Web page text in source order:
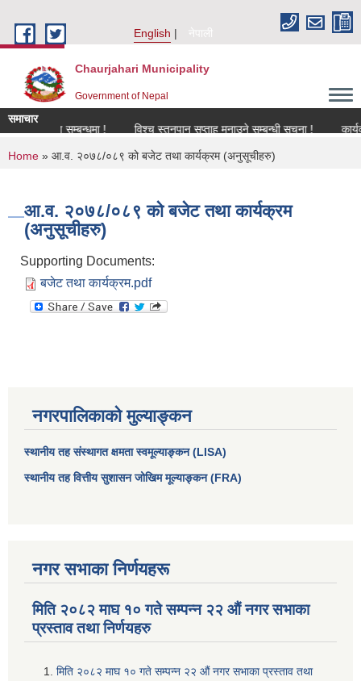
English
नेपाली
Chaurjahari Municipality
Government of Nepal
समाचार
नविकरण सम्बन्धमा !
विश्च स्तनपान सप्ताह मनाउने सम्बन्धी सूचना !
You are here
Home » आ.व. २०७८/०८९ को बजेट तथा कार्यक्रम (अनुसूचीहरु)
आ.व. २०७८/०८९ को बजेट तथा कार्यक्रम
(अनुसूचीहरु)
Supporting Documents:
बजेट तथा कार्यक्रम.pdf
नगरपालिकाको मुल्याङ्कन
स्थानीय तह संस्थागत क्षमता स्वमूल्याङ्कन (LISA)
स्थानीय तह वित्तीय सुशासन जोखिम मूल्याङ्कन (FRA)
नगर सभाका निर्णयहरू
मिति २०८२ माघ १० गते सम्पन्न २२ औं नगर सभाका
प्रस्ताव तथा निर्णयहरु
मिति २०८२ माघ १० गते सम्पन्न २२ औं नगर सभाका प्रस्ताव तथा